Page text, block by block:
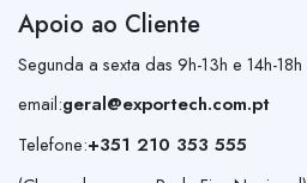
Apoio ao Cliente
Segunda a sexta das 9h-13h e 14h-18h
email:geral@exportech.com.pt
Telefone:+351 210 353 555